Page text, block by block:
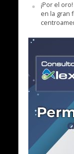
¡Por el
en la gran